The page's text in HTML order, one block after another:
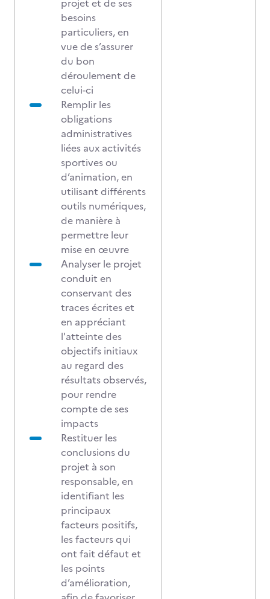
projet et de ses
besoins
particuliers, en
vue de s’assurer
du bon
déroulement de
celui-ci
Remplir les
obligations
administratives
liées aux activités
sportives ou
d’animation, en
utilisant différents
outils numériques,
de manière à
permettre leur
mise en œuvre
Analyser le projet
conduit en
conservant des
traces écrites et
en appréciant
l'atteinte des
objectifs initiaux
au regard des
résultats observés,
pour rendre
compte de ses
impacts
Restituer les
conclusions du
projet à son
responsable, en
identifiant les
principaux
facteurs positifs,
les facteurs qui
ont fait défaut et
les points
d’amélioration,